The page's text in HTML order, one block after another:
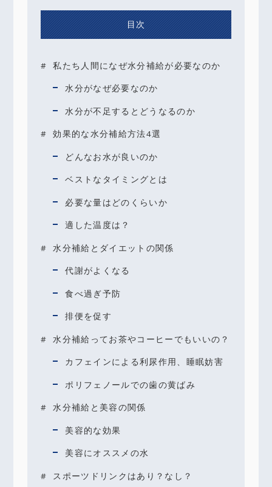
目次
私たち人間になぜ水分補給が必要なのか
水分がなぜ必要なのか
水分が不足するとどうなるのか
効果的な水分補給方法4選
どんなお水が良いのか
ベストなタイミングとは
必要な量はどのくらいか
適した温度は？
水分補給とダイエットの関係
代謝がよくなる
食べ過ぎ予防
排便を促す
水分補給ってお茶やコーヒーでもいいの？
カフェインによる利尿作用、睡眠妨害
ポリフェノールでの歯の黄ばみ
水分補給と美容の関係
美容的な効果
美容にオススメの水
スポーツドリンクはあり？なし？